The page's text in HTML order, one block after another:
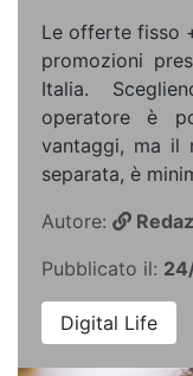
Le offerte fisso
promozioni
Italia.
operatore è
vantaggi, ma il
separata, è
Autore:
Pubblicato il:
Digital Life